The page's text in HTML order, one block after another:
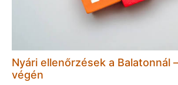
Nyári ellenőrzések a Balatonnál
végén